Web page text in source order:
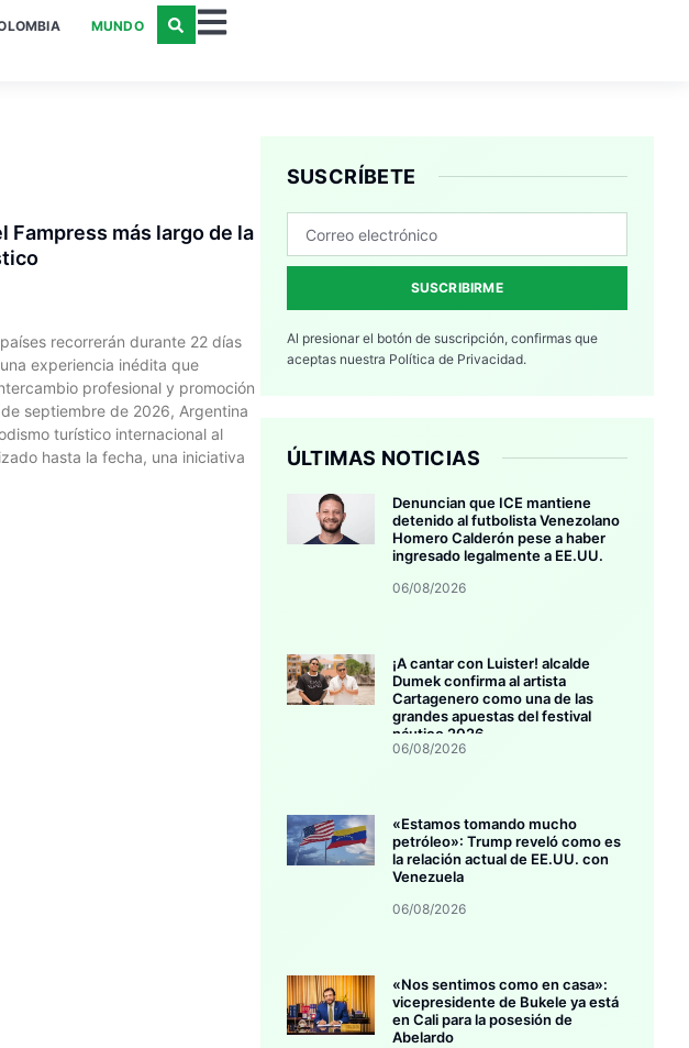
MUNDO
Fampress más largo de la
recorrerán durante 22 días
experiencia inédita que
profesional y promoción
septiembre de 2026, Argentina
turístico internacional al
hasta la fecha, una iniciativa
SUSCRÍBETE
SUSCRIBIRME
Al presionar el botón de suscripción, confirmas que
aceptas nuestra Política de Privacidad.
ÚLTIMAS NOTICIAS
Denuncian que ICE mantiene
detenido al futbolista Venezolano
Homero Calderón pese a haber
ingresado legalmente a EE.UU.
06/08/2026
¡A cantar con Luister! alcalde
Dumek confirma al artista
Cartagenero como una de las
grandes apuestas del festival
náutico 2026
06/08/2026
«Estamos tomando mucho
petróleo»: Trump reveló como es
la relación actual de EE.UU. con
Venezuela
06/08/2026
«Nos sentimos como en casa»:
vicepresidente de Bukele ya está
en Cali para la posesión de
Abelardo